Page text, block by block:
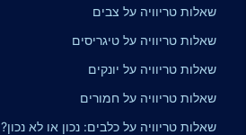
שאלות טריוויה על צבים
שאלות טריוויה על טיגריסים
שאלות טריוויה על יונקים
שאלות טריוויה על חמורים
שאלות טריוויה על כלבים: נכון או לא נכון?